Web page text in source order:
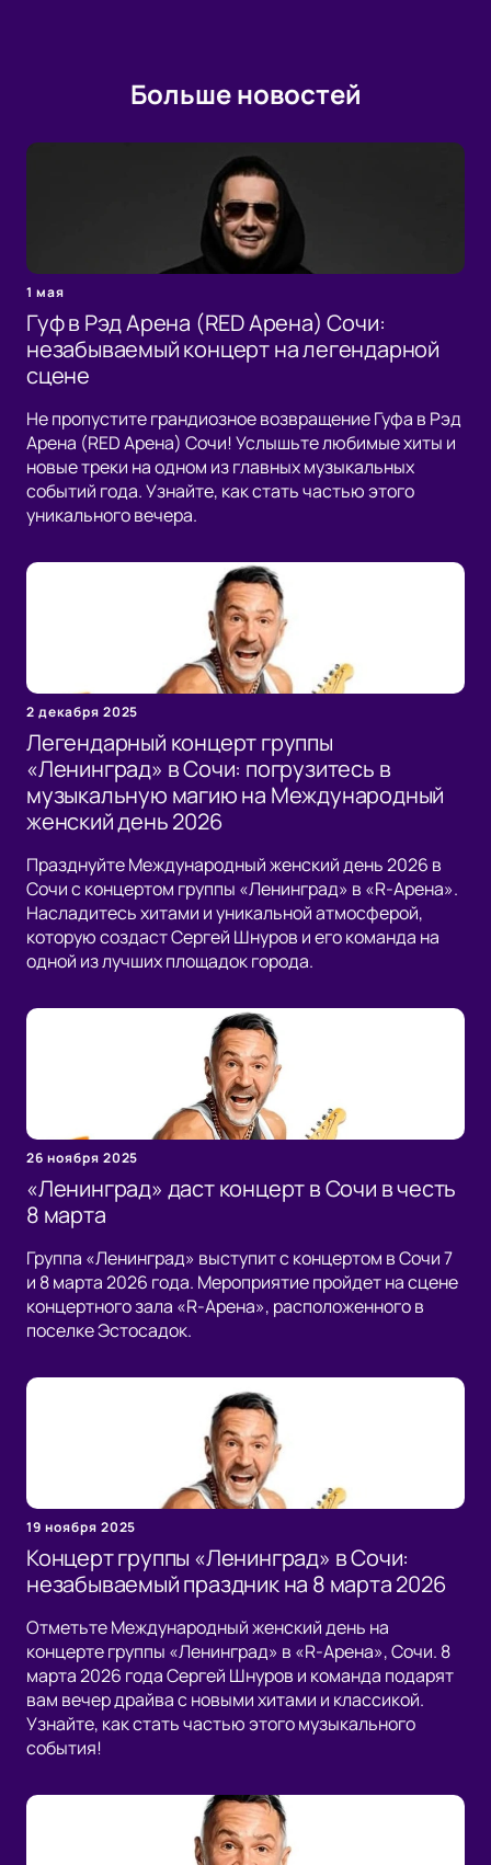
Больше новостей
1 мая
Гуф в Рэд Арена (RED Арена) Сочи:
незабываемый концерт на легендарной
сцене
Не пропустите грандиозное возвращение Гуфа в Рэд
Арена (RED Арена) Сочи! Услышьте любимые хиты и
новые треки на одном из главных музыкальных
событий года. Узнайте, как стать частью этого
уникального вечера.
2 декабря 2025
Легендарный концерт группы
«Ленинград» в Сочи: погрузитесь в
музыкальную магию на Международный
женский день 2026
Празднуйте Международный женский день 2026 в
Сочи с концертом группы «Ленинград» в «R-Арена».
Насладитесь хитами и уникальной атмосферой,
которую создаст Сергей Шнуров и его команда на
одной из лучших площадок города.
26 ноября 2025
«Ленинград» даст концерт в Сочи в честь
8 марта
Группа «Ленинград» выступит с концертом в Сочи 7
и 8 марта 2026 года. Мероприятие пройдет на сцене
концертного зала «R-Арена», расположенного в
поселке Эстосадок.
19 ноября 2025
Концерт группы «Ленинград» в Сочи:
незабываемый праздник на 8 марта 2026
Отметьте Международный женский день на
концерте группы «Ленинград» в «R-Арена», Сочи. 8
марта 2026 года Сергей Шнуров и команда подарят
вам вечер драйва с новыми хитами и классикой.
Узнайте, как стать частью этого музыкального
события!